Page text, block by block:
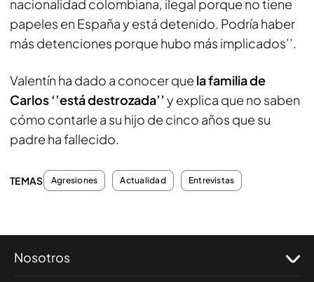
nacionalidad colombiana, ilegal porque no tiene
papeles en España y está detenido. Podría haber
más detenciones porque hubo más implicados’’.
Valentín ha dado a conocer que la familia de
Carlos ‘’está destrozada’’y explica que no saben
cómo contarle a su hijo de cinco años que su
padre ha fallecido.
TEMAS Agresiones Actualidad Entrevistas
Nosotros